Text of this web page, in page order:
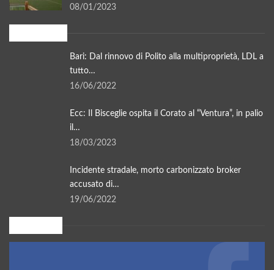
08/01/2023
Bari: Dal rinnovo di Polito alla multiproprietà, LDL a
tutto…
16/06/2022
Ecc: Il Bisceglie ospita il Corato al “Ventura”, in palio
il…
18/03/2023
Incidente stradale, morto carbonizzato broker
accusato di…
19/06/2022